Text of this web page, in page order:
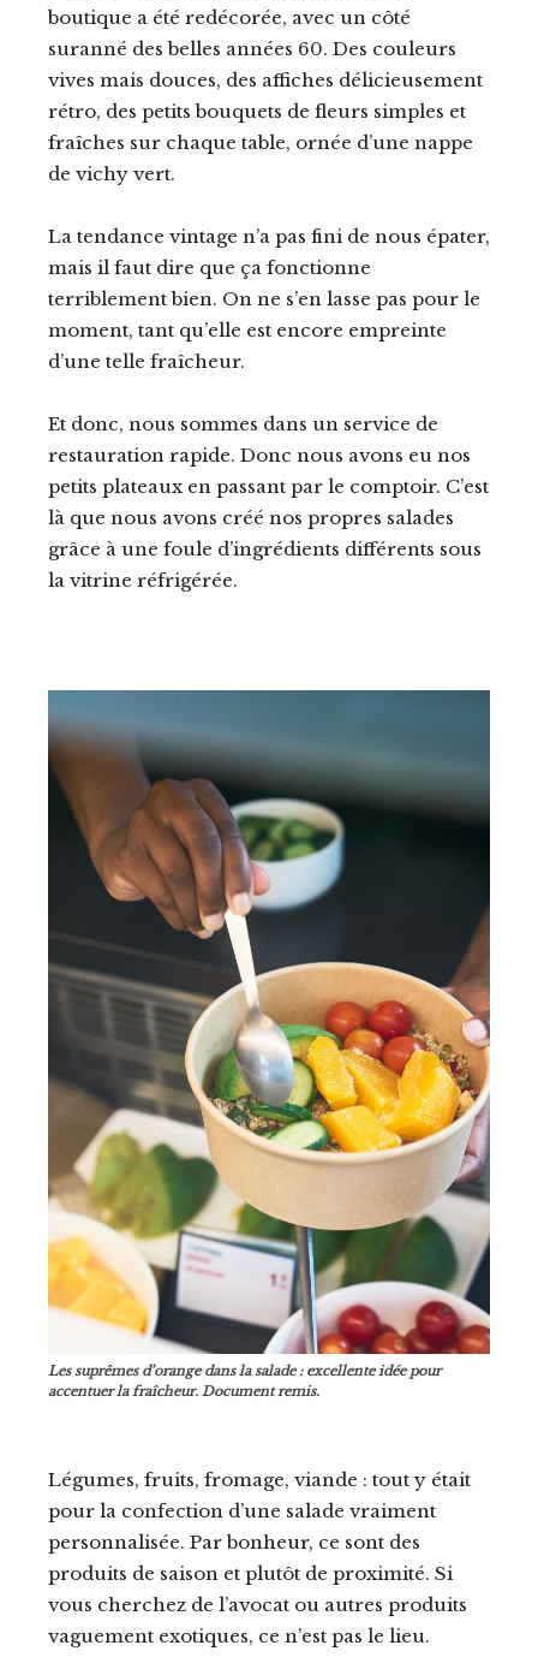
boutique a été redécorée, avec un côté
suranné des belles années 60. Des couleurs
vives mais douces, des affiches délicieusement
rétro, des petits bouquets de fleurs simples et
fraîches sur chaque table, ornée d’une nappe
de vichy vert.
La tendance vintage n’a pas fini de nous épater,
mais il faut dire que ça fonctionne
terriblement bien. On ne s’en lasse pas pour le
moment, tant qu’elle est encore empreinte
d’une telle fraîcheur.
Et donc, nous sommes dans un service de
restauration rapide. Donc nous avons eu nos
petits plateaux en passant par le comptoir. C’est
là que nous avons créé nos propres salades
grâce à une foule d’ingrédients différents sous
la vitrine réfrigérée.
Les suprêmes d’orange dans la salade : excellente idée pour
accentuer la fraîcheur. Document remis.
Légumes, fruits, fromage, viande : tout y était
pour la confection d’une salade vraiment
personnalisée. Par bonheur, ce sont des
produits de saison et plutôt de proximité. Si
vous cherchez de l’avocat ou autres produits
vaguement exotiques, ce n’est pas le lieu.